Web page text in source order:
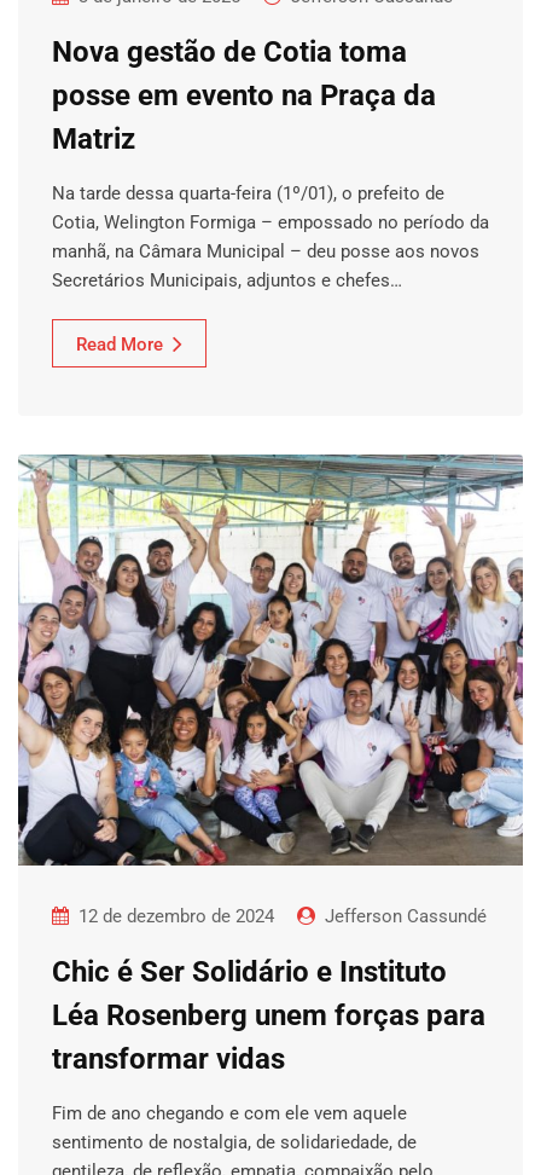
Nova gestão de Cotia toma
posse em evento na Praça da
Matriz
Na tarde dessa quarta-feira (1º/01), o prefeito de
Cotia, Welington Formiga – empossado no período da
manhã, na Câmara Municipal – deu posse aos novos
Secretários Municipais, adjuntos e chefes…
Read More
12 de dezembro de 2024 Jefferson Cassundé
Chic é Ser Solidário e Instituto
Léa Rosenberg unem forças para
transformar vidas
Fim de ano chegando e com ele vem aquele
sentimento de nostalgia, de solidariedade, de